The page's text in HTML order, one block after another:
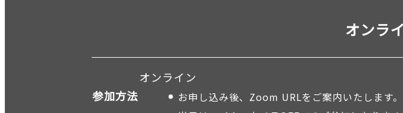
オンラ
参加方法
オンライン
お申し込み後、Zoom URLをご案内いたします。